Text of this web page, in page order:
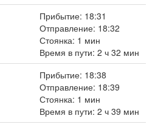
Прибытие: 18:31
Отправление: 18:32
Стоянка: 1 мин
Время в пути: 2 ч 32 мин
Прибытие: 18:38
Отправление: 18:39
Стоянка: 1 мин
Время в пути: 2 ч 39 мин